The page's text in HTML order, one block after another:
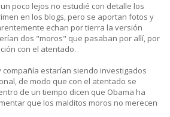
poco lejos no estudié con detalle los
en los blogs, pero se aportan fotos y
echan por tierra la versión
dos "moros" que pasaban por allí, por
con el atentado.
compañía estarían siendo investigados
de modo que con el atentado se
de un tiempo dicen que Obama ha
que los malditos moros no merecen